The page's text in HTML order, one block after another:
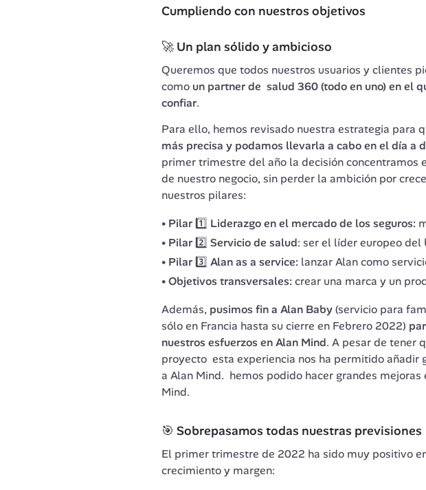
Cumpliendo con nuestros objetivos
🚀 Un plan sólido y ambicioso
Queremos que todos nuestros usuarios y clientes
como un partner de  salud 360 (todo en uno) en el
confiar.
Para ello, hemos revisado nuestra estrategia para
más precisa y podamos llevarla a cabo en el día a
primer trimestre del año la decisión concentramos
de nuestro negocio, sin perder la ambición por
nuestros pilares:
Pilar 1️⃣ Liderazgo en el mercado de los seguros:
Pilar 2️⃣ Servicio de salud: ser el líder europeo
Pilar 3️⃣ Alan as a service: lanzar Alan como
Objetivos transversales:crear una marca y un
Además, pusimos fin a Alan Baby (servicio para
sólo en Francia hasta su cierre en Febrero 2022)
nuestros esfuerzos en Alan Mind. A pesar de tener
proyecto  esta experiencia nos ha permitido añadir
a Alan Mind.  hemos podido hacer grandes mejoras
Mind.
🎯 Sobrepasamos todas nuestras previsiones
El primer trimestre de 2022 ha sido muy positivo
crecimiento y margen: